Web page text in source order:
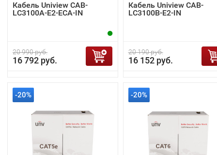
Кабель Uniview CAB-
LC3100A-E2-ECA-IN
20 990 руб.
16 792 руб.
Кабель Uniview CAB-
LC3100B-E2-IN
20 190 руб.
16 152 руб.
-20% -20%